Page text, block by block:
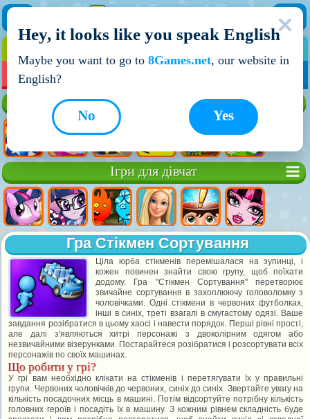
НОВІ ІГРИ
Ігри для дівчат
Гра Стікмен Сортування
Ціла юрба стікменів перемішалася на зупинці, і
кожен повинен знайти свою групу, щоб поїхати
додому. Гра "Стікмен Сортування" перетворює
звичайне сортування в захоплюючу головоломку з
чоловічками. Одні стікмени в червоних футболках,
інші в синіх, треті взагалі в смугастому одязі. Ваше
завдання розібратися в цьому хаосі і навести порядок. Перші рівні прості,
але далі з'являються хитрі персонажі з двоколірним одягом або
незвичайними візерунками. Постарайтеся розібратися і розсортувати всіх
персонажів по своїх машинах.
Що робити у грі?
У грі вам необхідно клікати на стікменів і перетягувати їх у правильні
групи. Червоних чоловічків до червоних, синіх до синіх. Звертайте увагу на
кількість посадочних місць в машині. Потім відсортуйте потрібну кількість
головних героїв і посадіть їх в машину. З кожним рівнем складність буде
Hey, it looks like you speak English
Maybe you want to go to 8Games.net, our website in
English?
Yes
No